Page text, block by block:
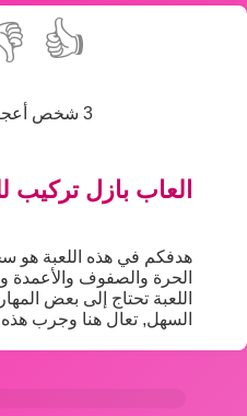
👍
3 شخص أعجبهم هذه اللعبة، انضم إليهم!
العاب بازل تركيب
هدفكم في هذه اللعبة هو
الحرة والصفوف
اللعبة تحتاج إلى بعض
السهل, تعال هنا وجرب هذه